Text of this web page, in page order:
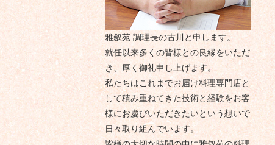
雅叙苑 調理長の古川と申します。
就任以来多くの皆様との良縁をいただ
き、厚く御礼申し上げます。
私たちはこれまでお届け料理専門店と
して積み重ねてきた技術と経験をお客
様にお慶びいただきたいという想いで
日々取り組んでいます。